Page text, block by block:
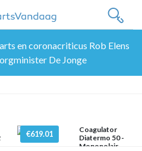
en coronacriticus Rob Elens
De Jonge
€619.01
Coagulator
Diatermo 50 -
Monopolair